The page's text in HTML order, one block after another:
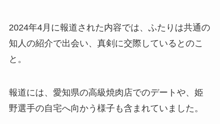
2024年4月に報道された内容では、ふたりは共通の
知人の紹介で出会い、真剣に交際しているとのこ
と。
報道には、愛知県の高級焼肉店でのデートや、姫
野選手の自宅へ向かう様子も含まれていました。